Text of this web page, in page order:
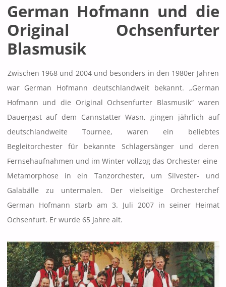
German Hofmann und die
Original Ochsenfurter
Blasmusik
Zwischen 1968 und 2004 und besonders in den 1980er Jahren
war German Hofmann deutschlandweit bekannt. „German
Hofmann und die Original Ochsenfurter Blasmusik“ waren
Dauergast auf dem Cannstatter Wasn, gingen jährlich auf
deutschlandweite Tournee, waren ein beliebtes
Begleitorchester für bekannte Schlagersänger und deren
Fernsehaufnahmen und im Winter vollzog das Orchester eine
Metamorphose in ein Tanzorchester, um Silvester- und
Galabälle zu untermalen. Der vielseitige Orchesterchef
German Hofmann starb am 3. Juli 2007 in seiner Heimat
Ochsenfurt. Er wurde 65 Jahre alt.